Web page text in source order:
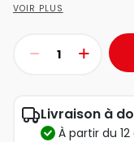
VOIR PLUS
Livraison à
à partir du